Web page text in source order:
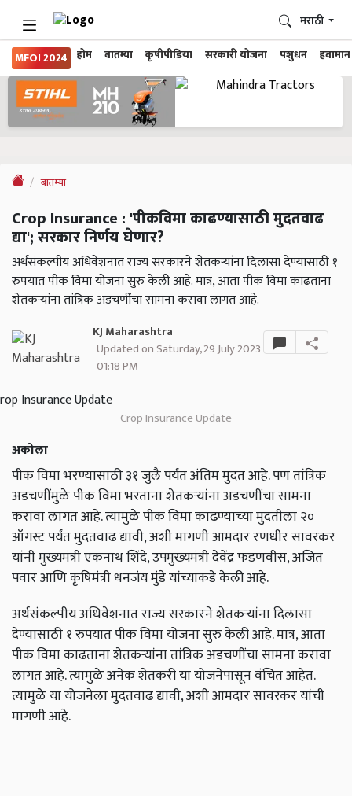
MFOI 2024 होम बातम्या कृषीपीडिया सरकारी योजना पशुधन हवामान
मराठी
बातम्या
Crop Insurance : 'पीकविमा काढण्यासाठी मुदतवाढ
द्या'; सरकार निर्णय घेणार?
अर्थसंकल्पीय अधिवेशनात राज्य सरकारने शेतकऱ्यांना दिलासा देण्यासाठी १
रुपयात पीक विमा योजना सुरु केली आहे. मात्र, आता पीक विमा काढताना
शेतकऱ्यांना तांत्रिक अडचणींचा सामना करावा लागत आहे.
KJ Maharashtra
Updated on Saturday, 29 July 2023
01:18 PM
Crop Insurance Update
अकोला
पीक विमा भरण्यासाठी ३१ जुलै पर्यंत अंतिम मुदत आहे. पण तांत्रिक
अडचणींमुळे पीक विमा भरताना शेतकऱ्यांना अडचणींचा सामना
करावा लागत आहे. त्यामुळे पीक विमा काढण्याच्या मुदतीला २०
ऑगस्ट पर्यंत मुदतवाढ द्यावी, अशी मागणी आमदार रणधीर सावरकर
यांनी मुख्यमंत्री एकनाथ शिंदे, उपमुख्यमंत्री देवेंद्र फडणवीस, अजित
पवार आणि कृषिमंत्री धनजंय मुंडे यांच्याकडे केली आहे.
अर्थसंकल्पीय अधिवेशनात राज्य सरकारने शेतकऱ्यांना दिलासा
देण्यासाठी १ रुपयात पीक विमा योजना सुरु केली आहे. मात्र, आता
पीक विमा काढताना शेतकऱ्यांना तांत्रिक अडचणींचा सामना करावा
लागत आहे. त्यामुळे अनेक शेतकरी या योजनेपासून वंचित आहेत.
त्यामुळे या योजनेला मुदतवाढ द्यावी, अशी आमदार सावरकर यांची
मागणी आहे.